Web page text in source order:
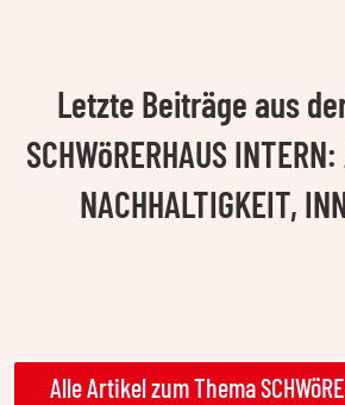
Letzte Beiträge aus
SCHWöRERHAUS
NACHHALTIGKEIT,
Alle Artikel zum Thema